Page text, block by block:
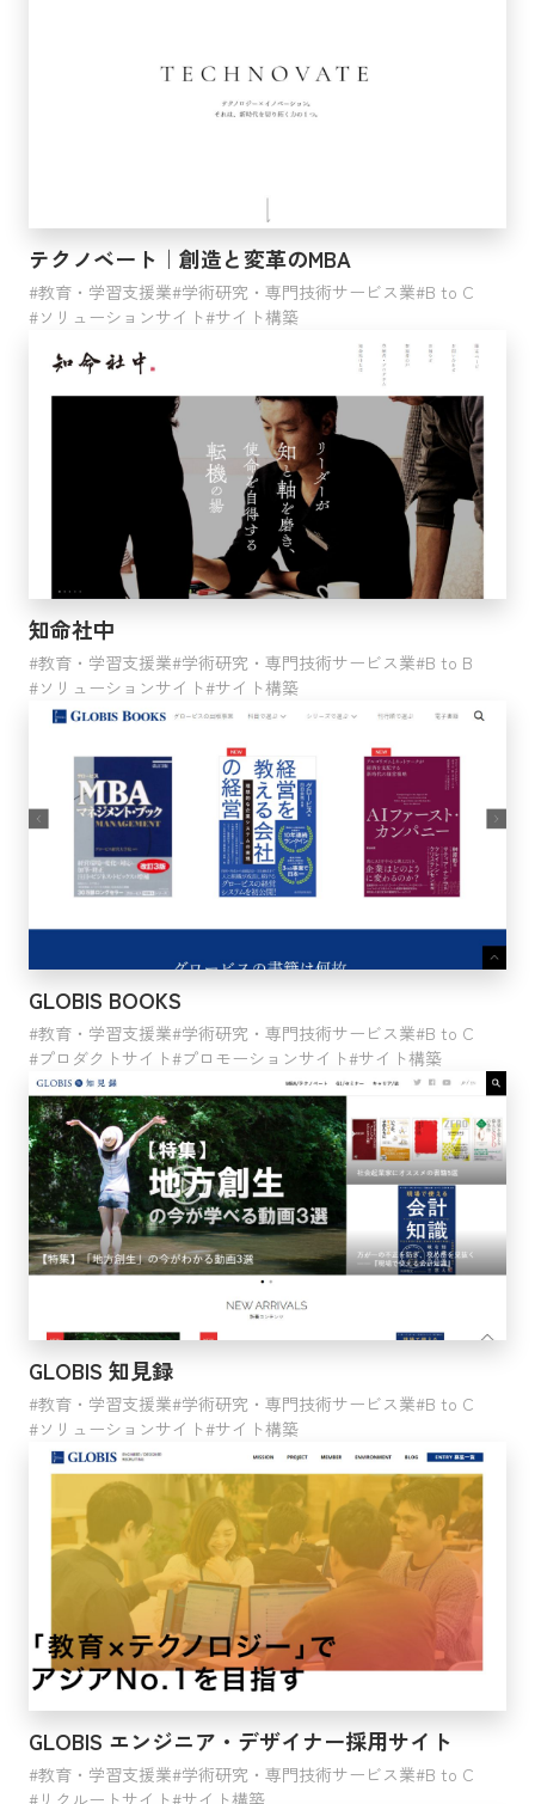
サイト構築
Webコンサルティング
検索する
テクノベート｜創造と変革のMBA
教育・学習支援業 学術研究・専門技術サービス業 B to C
ソリューションサイト サイト構築
知命社中
教育・学習支援業 学術研究・専門技術サービス業 B to B
ソリューションサイト サイト構築
GLOBIS BOOKS
教育・学習支援業 学術研究・専門技術サービス業 B to C
プロダクトサイト
プロモーションサイト サイト構築
GLOBIS 知見録
教育・学習支援業 学術研究・専門技術サービス業 B to C
ソリューションサイト サイト構築
GLOBIS エンジニア・デザイナー採用サイト
教育・学習支援業 学術研究・専門技術サービス業 B to C
リクルートサイト サイト構築